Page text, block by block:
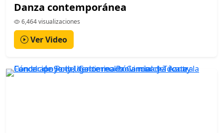
Danza contemporánea
6,464 visualizaciones
Ver Video